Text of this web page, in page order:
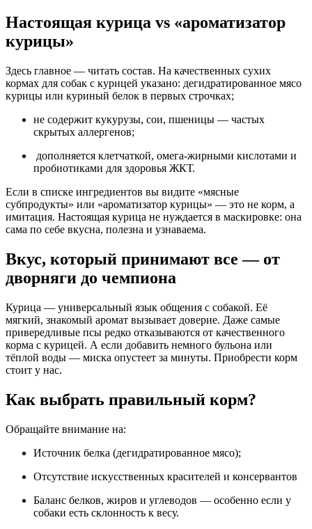
Настоящая курица vs «ароматизатор
курицы»
Здесь главное — читать состав. На качественных сухих
кормах для собак с курицей указано: дегидратированное мясо
курицы или куриный белок в первых строчках;
не содержит кукурузы, сои, пшеницы — частых
скрытых аллергенов;
дополняется клетчаткой, омега-жирными кислотами и
пробиотиками для здоровья ЖКТ.
Если в списке ингредиентов вы видите «мясные
субпродукты» или «ароматизатор курицы» — это не корм, а
имитация. Настоящая курица не нуждается в маскировке: она
сама по себе вкусна, полезна и узнаваема.
Вкус, который принимают все — от
дворняги до чемпиона
Курица — универсальный язык общения с собакой. Её
мягкий, знакомый аромат вызывает доверие. Даже самые
привередливые псы редко отказываются от качественного
корма с курицей. А если добавить немного бульона или
тёплой воды — миска опустеет за минуты. Приобрести корм
стоит у нас.
Как выбрать правильный корм?
Обращайте внимание на:
Источник белка (дегидратированное мясо);
Отсутствие искусственных красителей и консервантов
Баланс белков, жиров и углеводов — особенно если у
собаки есть склонность к весу.